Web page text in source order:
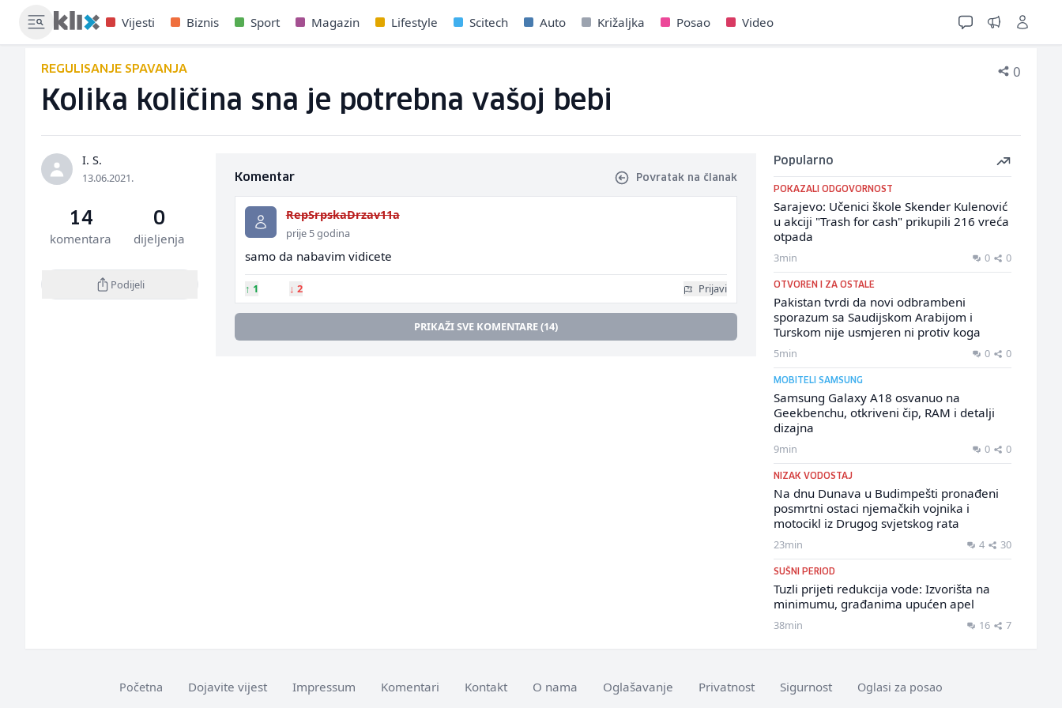
Vijesti Biznis Sport Magazin Lifestyle Scitech Auto Križaljka Posao Video
REGULISANJE SPAVANJA 0
Kolika količina sna je potrebna vašoj bebi
I. S.
13.06.2021.
14
komentara
0
dijeljenja
Podijeli
Komentar Povratak na članak
RepSrpskaDrzav11a
prije 5 godina
samo da nabavim vidicete
↑ 1 ↓ 2 Prijavi
PRIKAŽI SVE KOMENTARE (14)
Popularno
POKAZALI ODGOVORNOST
Sarajevo: Učenici škole Skender Kulenović
u akciji "Trash for cash" prikupili 216 vreća
otpada
3min 0 0
OTVOREN I ZA OSTALE
Pakistan tvrdi da novi odbrambeni
sporazum sa Saudijskom Arabijom i
Turskom nije usmjeren ni protiv koga
5min 0 0
MOBITELI SAMSUNG
Samsung Galaxy A18 osvanuo na
Geekbenchu, otkriveni čip, RAM i detalji
dizajna
9min 0 0
NIZAK VODOSTAJ
Na dnu Dunava u Budimpešti pronađeni
posmrtni ostaci njemačkih vojnika i
motocikl iz Drugog svjetskog rata
23min 4 30
SUŠNI PERIOD
Tuzli prijeti redukcija vode: Izvorišta na
minimumu, građanima upućen apel
38min 16 7
Početna Dojavite vijest Impressum Komentari Kontakt O nama Oglašavanje Privatnost Sigurnost Oglasi za posao